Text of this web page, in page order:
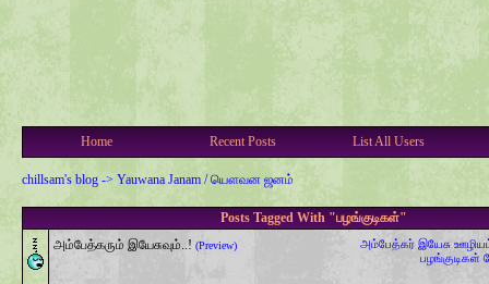
Home Recent Posts List All Users
chillsam's blog -> Yauwana Janam / யௌவன ஜனம்
Posts Tagged With "பழங்குடிகள்"
அம்பேத்கர் இயேசு
பழங்குடிகள்
அம்பேத்கரும் இயேசுவும்..! (Preview)